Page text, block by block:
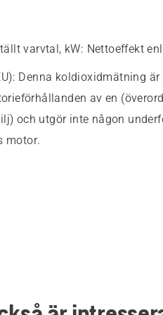
varvtal, kW: Nettoeffekt
: Denna koldioxidmätning
av en
och utgör inte någon
motor.